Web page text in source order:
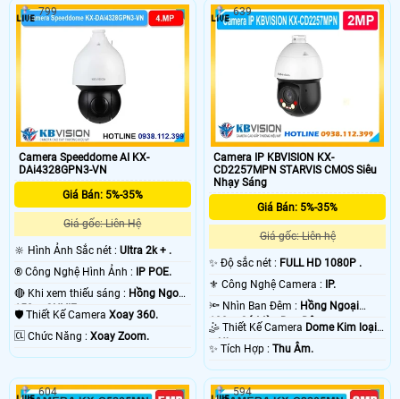
Camera Speeddome AI KX-
DAi4328GPN3-VN
Giá Bán: 5%-35%
Giá gốc: Liên Hệ
🔆 Hình Ảnh Sắc nét : Ultra 2k + .
®️ Công Nghệ Hình Ảnh : IP POE.
🔴 Khi xem thiếu sáng : Hồng Ngoại
150m ONVIF.
🛡 Thiết Kế Camera Xoay 360.
️🆑 Chức Năng : Xoay Zoom.
799
Camera IP KBVISION KX-
CD2257MPN STARVIS CMOS Siêu
Nhạy Sáng
Giá Bán: 5%-35%
Giá gốc: Liên hệ
✨ Độ sắc nét : FULL HD 1080P .
⚜️ Công Nghệ Camera : IP.
🔦 Nhìn Ban Đêm : Hồng Ngoại
100m Có Màu Ban Ðêm.
🤹 Thiết Kế Camera Dome Kim loại
+ Nhựa.
️✨ Tích Hợp :Thu Âm.
639
604 594